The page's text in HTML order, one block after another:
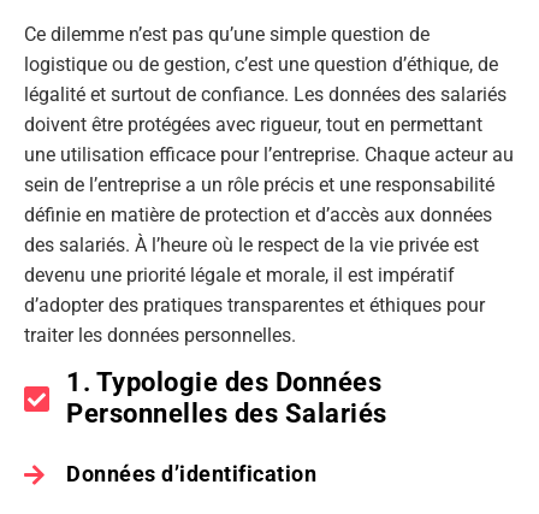
Ce dilemme n’est pas qu’une simple question de
logistique ou de gestion, c’est une question d’éthique, de
légalité et surtout de confiance. Les données des salariés
doivent être protégées avec rigueur, tout en permettant
une utilisation efficace pour l’entreprise. Chaque acteur au
sein de l’entreprise a un rôle précis et une responsabilité
définie en matière de protection et d’accès aux données
des salariés. À l’heure où le respect de la vie privée est
devenu une priorité légale et morale, il est impératif
d’adopter des pratiques transparentes et éthiques pour
traiter les données personnelles.
1. Typologie des Données
Personnelles des Salariés
Données d’identification